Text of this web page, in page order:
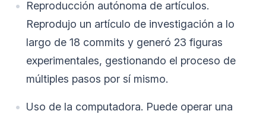
Reproducción autónoma de artículos.
Reprodujo un artículo de investigación a lo
largo de 18 commits y generó 23 figuras
experimentales, gestionando el proceso de
múltiples pasos por sí mismo.
Uso de la computadora. Puede operar una